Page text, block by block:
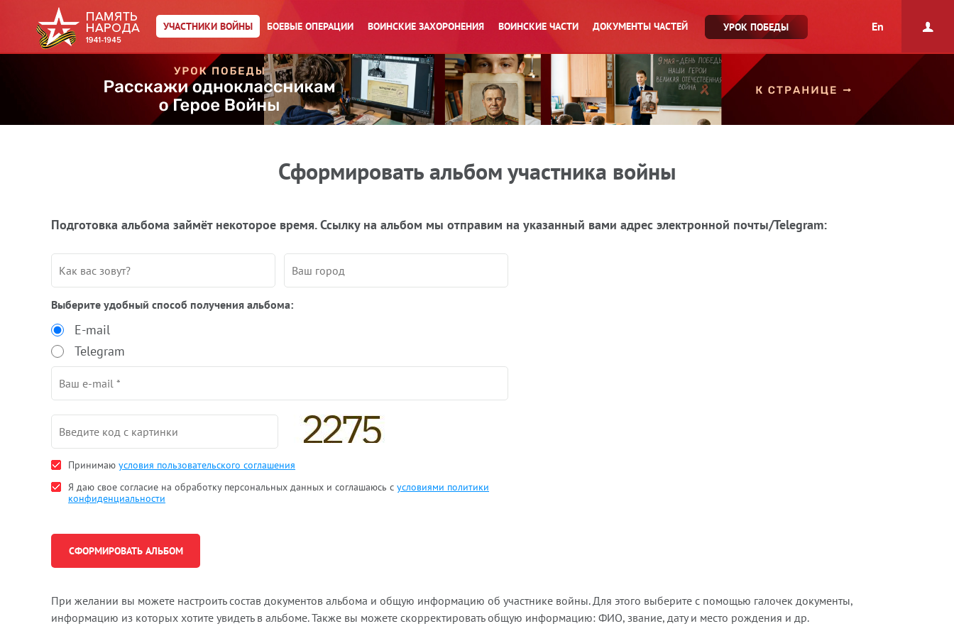
УЧАСТНИКИ ВОЙНЫ БОЕВЫЕ ОПЕРАЦИИ ВОИНСКИЕ ЗАХОРОНЕНИЯ ВОИНСКИЕ ЧАСТИ ДОКУМЕНТЫ ЧАСТЕЙ УРОК ПОБЕДЫ En
Сформировать альбом участника войны
Подготовка альбома займёт некоторое время. Ссылку на альбом мы отправим на указанный вами адрес электронной почты/Telegram:
Выберите удобный способ получения альбома:
E-mail
Telegram
Принимаю условия пользовательского соглашения
Я даю свое согласие на обработку персональных данных и соглашаюсь с условиями политики
конфиденциальности
При желании вы можете настроить состав документов альбома и общую информацию об участнике войны. Для этого выберите с помощью галочек документы,
информацию из которых хотите увидеть в альбоме. Также вы можете скорректировать общую информацию: ФИО, звание, дату и место рождения и др.